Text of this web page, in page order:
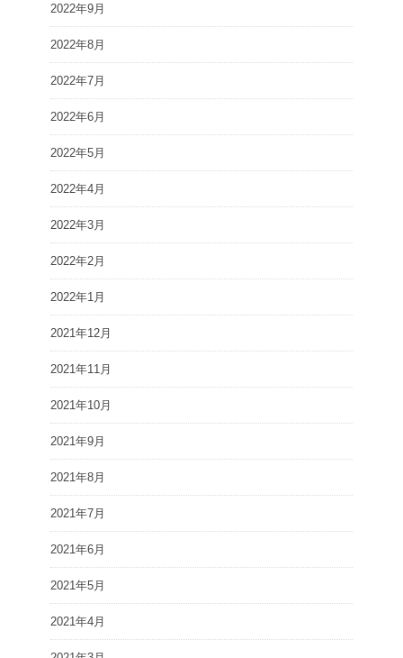
2022年9月
2022年8月
2022年7月
2022年6月
2022年5月
2022年4月
2022年3月
2022年2月
2022年1月
2021年12月
2021年11月
2021年10月
2021年9月
2021年8月
2021年7月
2021年6月
2021年5月
2021年4月